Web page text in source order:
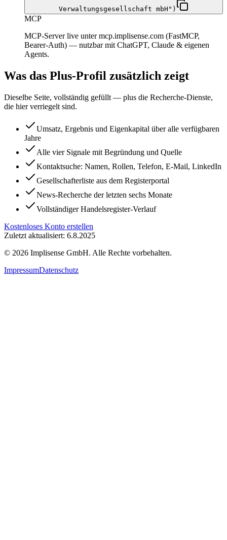
Verwaltungsgesellschaft mbH")
MCP
MCP-Server live unter mcp.implisense.com (FastMCP,
Bearer-Auth) — nutzbar mit ChatGPT, Claude & eigenen
Agents.
Was das Plus-Profil zusätzlich zeigt
Dieselbe Seite, vollständig gefüllt — plus die Recherche-Dienste,
die hier verriegelt sind.
Umsatz, Ergebnis und Eigenkapital über alle verfügbaren
Jahre
Alle vier Signale mit Begründung und Quelle
Kontaktsuche: Namen, Rollen, Telefon, E-Mail, LinkedIn
Gesellschafterliste aus dem Registerportal
News-Recherche der letzten sechs Monate
Vollständiger Handelsregister-Verlauf
Kostenloses Konto erstellen
Zuletzt aktualisiert: 6.8.2025
© 2026 Implisense GmbH. Alle Rechte vorbehalten.
ImpressumDatenschutz